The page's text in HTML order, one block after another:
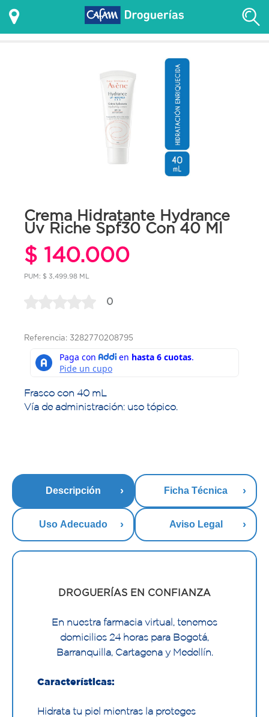
Crema Hidratante Hydrance
Uv Riche Spf30 Con 40 Ml
$ 140.000
PUM: $ 3,499.98 ML
0
Referencia: 3282770208795
Frasco con 40 mL
Vía de administración: uso tópico.
Descripción Ficha Técnica
Uso Adecuado Aviso Legal
DROGUERÍAS EN CONFIANZA
En nuestra farmacia virtual, tenemos
domicilios 24 horas para Bogotá,
Barranquilla, Cartagena y Medellín.
Características:
Hidrata tu piel mientras la proteges